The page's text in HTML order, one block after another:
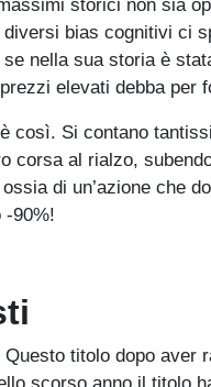
storici non sia
bias cognitivi ci
nella sua storia è
elevati debba per
così. Si contano
corsa al rialzo,
di un’azione che
-90%!
titolo dopo aver